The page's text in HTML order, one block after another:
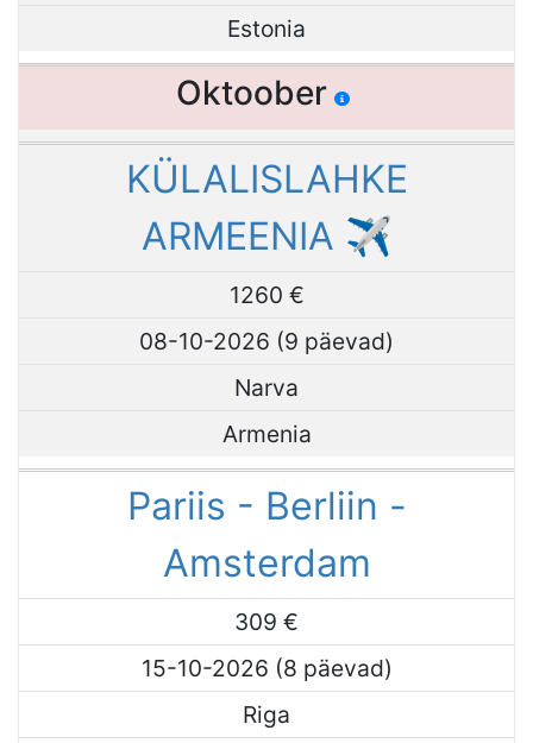
Estonia
Oktoober
KÜLALISLAHKE
ARMEENIA ✈
1260 €
08-10-2026 (9 päevad)
Narva
Armenia
Pariis - Berliin -
Amsterdam
309 €
15-10-2026 (8 päevad)
Riga